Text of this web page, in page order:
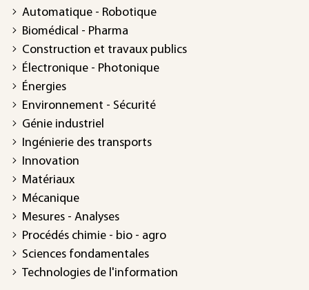
Automatique - Robotique
Biomédical - Pharma
Construction et travaux publics
Électronique - Photonique
Énergies
Environnement - Sécurité
Génie industriel
Ingénierie des transports
Innovation
Matériaux
Mécanique
Mesures - Analyses
Procédés chimie - bio - agro
Sciences fondamentales
Technologies de l'information